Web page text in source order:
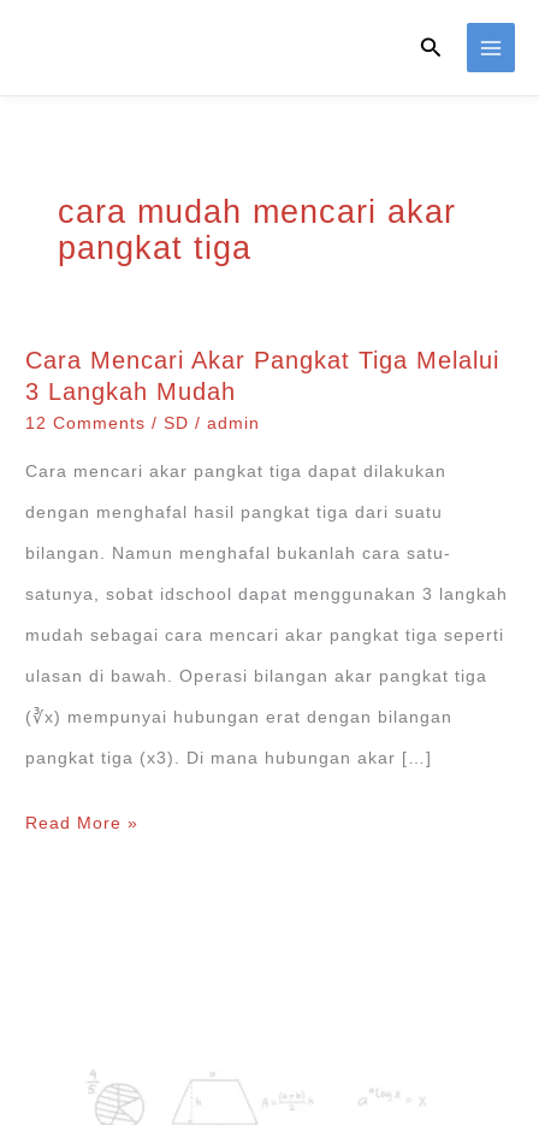
Search
cara mudah mencari akar
pangkat tiga
Cara Mencari Akar Pangkat Tiga Melalui
3 Langkah Mudah
12 Comments /SD /admin
Cara mencari akar pangkat tiga dapat dilakukan
dengan menghafal hasil pangkat tiga dari suatu
bilangan. Namun menghafal bukanlah cara satu-
satunya, sobat idschool dapat menggunakan 3 langkah
mudah sebagai cara mencari akar pangkat tiga seperti
ulasan di bawah. Operasi bilangan akar pangkat tiga
(∛x) mempunyai hubungan erat dengan bilangan
pangkat tiga (x3). Di mana hubungan akar […]
Cara
Langkah
Read More »